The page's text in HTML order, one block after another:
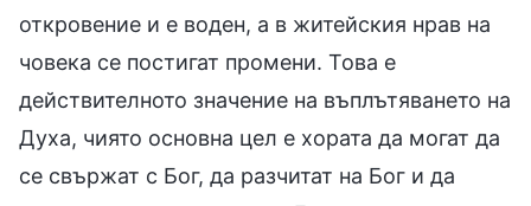
откровение и е воден, а в житейския нрав на
човека се постигат промени. Това е
действителното значение на въплътяването на
Духа, чиято основна цел е хората да могат да
се свържат с Бог, да разчитат на Бог и да